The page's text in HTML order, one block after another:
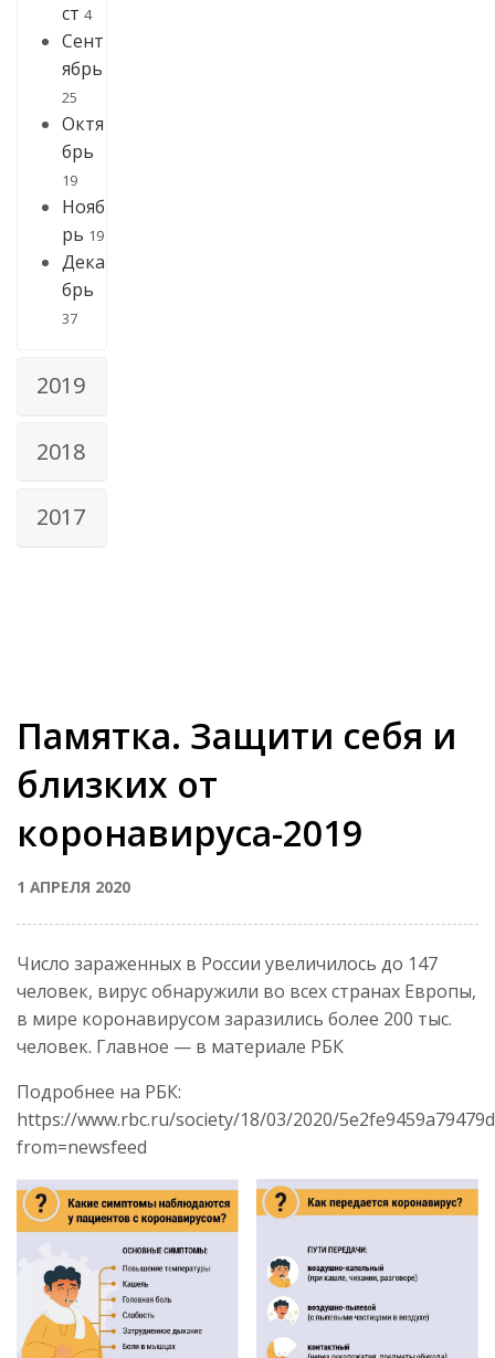
ст 4
Сент
ябрь
25
Октя
брь
19
Нояб
рь 19
Дека
брь
37
2019
2018
2017
Памятка. Защити себя и
близких от
коронавируса-2019
1 АПРЕЛЯ 2020
Число зараженных в России увеличилось до 147
человек, вирус обнаружили во всех странах Европы,
в мире коронавирусом заразились более 200 тыс.
человек. Главное — в материале РБК
Подробнее на РБК:
https://www.rbc.ru/society/18/03/2020/
from=newsfeed